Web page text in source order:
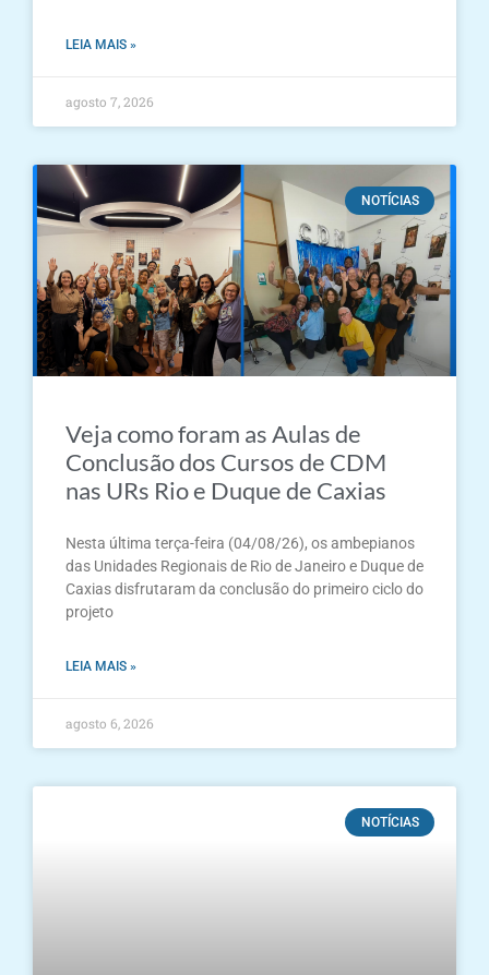
LEIA MAIS »
agosto 7, 2026
NOTÍCIAS
Veja como foram as Aulas de
Conclusão dos Cursos de CDM
nas URs Rio e Duque de Caxias
Nesta última terça-feira (04/08/26), os ambepianos
das Unidades Regionais de Rio de Janeiro e Duque de
Caxias disfrutaram da conclusão do primeiro ciclo do
projeto
LEIA MAIS »
agosto 6, 2026
NOTÍCIAS